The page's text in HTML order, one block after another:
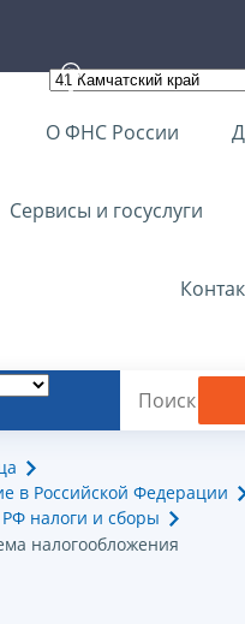
О ФНС России
Сервисы и госуслуги
в Российской Федерации
налоги и сборы
налогообложения